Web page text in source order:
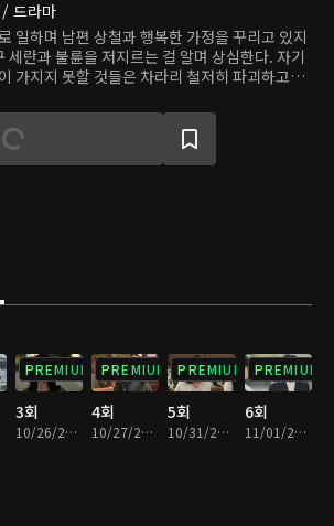
드라마
일하며 남편 상철과 행복한 가정을 꾸리고 있지
세란과 불륜을 저지르는 걸 알며 상심한다. 자기
가지지 못할 것들은 차라리 철저히 파괴하고자
모습을 발견한다. 다정은 자신이 받은 상처를
비롯된 복수는 또 다른 복수로 이어진다. 엇갈
을 걷게 된 두 여자. 서로에게 칼날을 세운 복수
PREMIUM
3회
10/26/2023 • 30분
PREMIUM
4회
10/27/2023 • 29분
PREMIUM
5회
10/31/2023 • 30분
PREMIUM
6회
11/01/2023 • 30분